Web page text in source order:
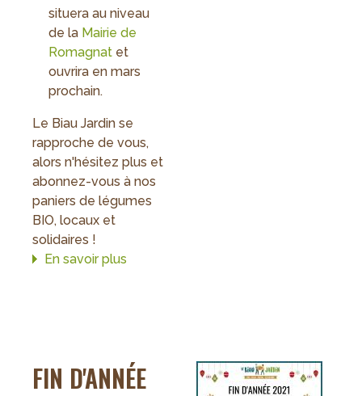
situera au niveau
de la Mairie de
Romagnat et
ouvrira en mars
prochain.
Le Biau Jardin se
rapproche de vous,
alors n'hésitez plus et
abonnez-vous à nos
paniers de légumes
BIO, locaux et
solidaires !
En savoir plus
en
FIN D'ANNÉE